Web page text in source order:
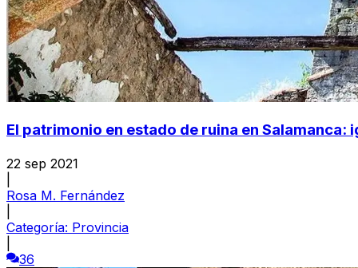
El patrimonio en estado de ruina en
22 sep 2021
Rosa M. Fernández
Categoría: Provincia
36